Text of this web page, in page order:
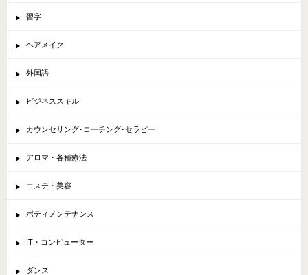
習字
ヘアメイク
外国語
ビジネススキル
カウンセリング･コーチング･セラピー
アロマ・各種療法
エステ・美容
ボディメンテナンス
IT・コンピューター
ダンス